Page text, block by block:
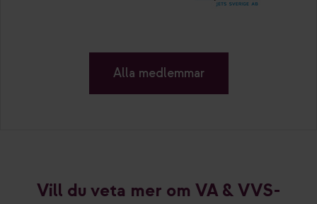
Alla medlemmar
Vill du veta mer om VA & VVS-